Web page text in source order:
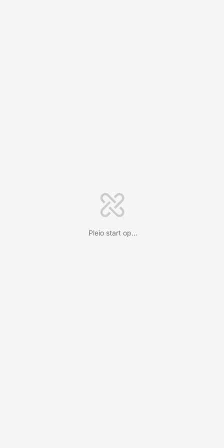
Pleio start op...